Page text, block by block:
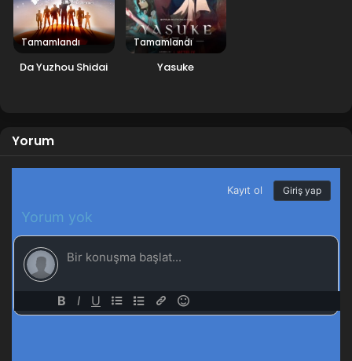
Tamamlandı
Da Yuzhou Shidai
Tamamlandı
Yasuke
Yorum